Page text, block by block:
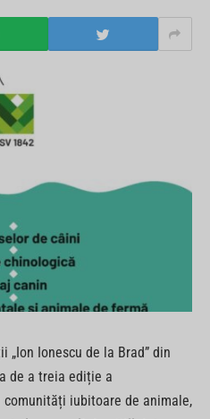
Ionescu de la Brad” din
de a treia ediție a
iubitoare de animale,